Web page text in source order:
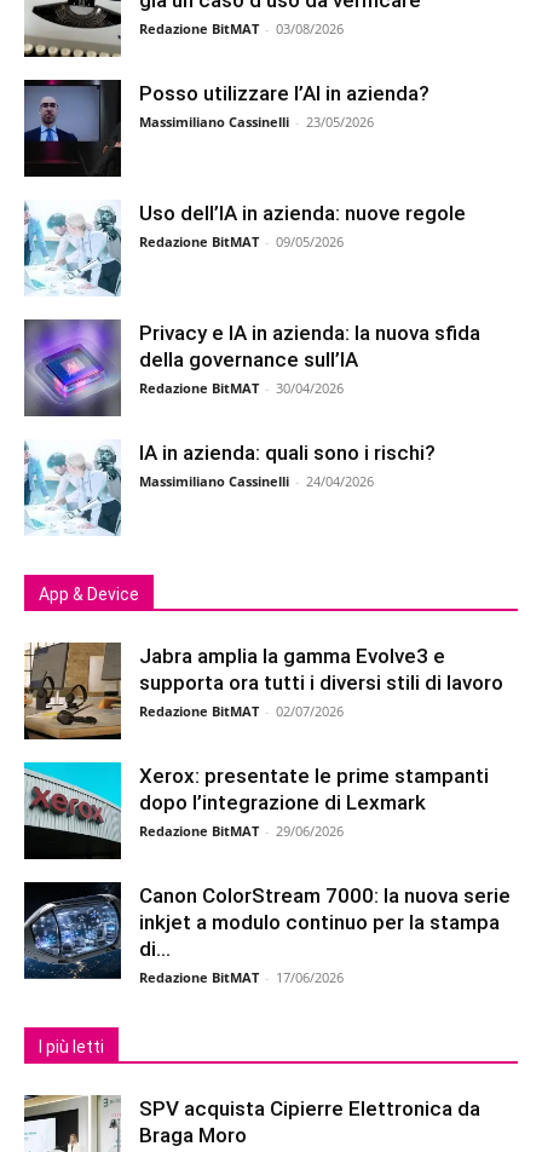
Redazione BitMAT - 03/08/2026
Posso utilizzare l’AI in azienda?
Massimiliano Cassinelli - 23/05/2026
Uso dell’IA in azienda: nuove regole
Redazione BitMAT - 09/05/2026
Privacy e IA in azienda: la nuova sfida
della governance sull’IA
Redazione BitMAT - 30/04/2026
IA in azienda: quali sono i rischi?
Massimiliano Cassinelli - 24/04/2026
App & Device
Jabra amplia la gamma Evolve3 e
supporta ora tutti i diversi stili di lavoro
Redazione BitMAT - 02/07/2026
Xerox: presentate le prime stampanti
dopo l’integrazione di Lexmark
Redazione BitMAT - 29/06/2026
Canon ColorStream 7000: la nuova serie
inkjet a modulo continuo per la stampa
di...
Redazione BitMAT - 17/06/2026
I più letti
SPV acquista Cipierre Elettronica da
Braga Moro